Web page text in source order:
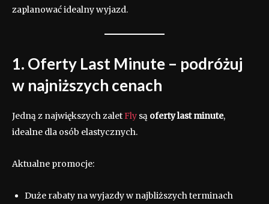
zaplanować idealny wyjazd.
1. Oferty Last Minute – podróżuj
w najniższych cenach
Jedną z największych zaletFly są oferty last minute,
idealne dla osób elastycznych.
Aktualne promocje:
Duże rabaty na wyjazdy w najbliższych terminach